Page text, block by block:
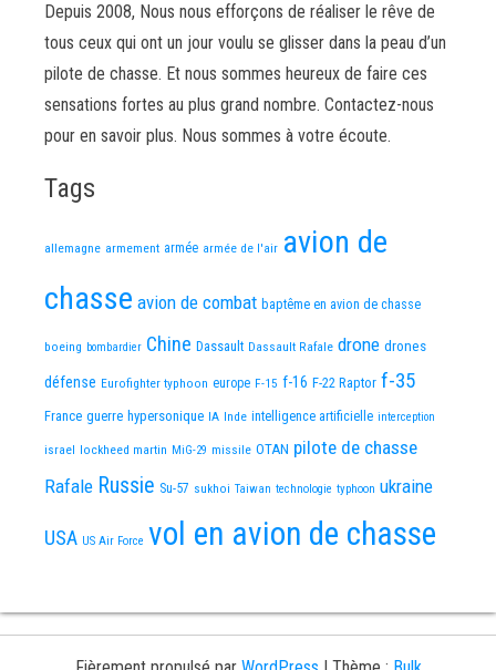
Depuis 2008, Nous nous efforçons de réaliser le rêve de
tous ceux qui ont un jour voulu se glisser dans la peau d’un
pilote de chasse. Et nous sommes heureux de faire ces
sensations fortes au plus grand nombre. Contactez-nous
pour en savoir plus. Nous sommes à votre écoute.
Tags
allemagne armement armée armée de l'air avion de
chasse avion de combat baptême en avion de chasse
boeing bombardier Chine Dassault Dassault Rafale drone drones
défense Eurofighter typhoon europe F-15 f-16 F-22 Raptor f-35
France guerre hypersonique IA Inde intelligence artificielle interception
israel lockheed martin MiG-29 missile OTAN pilote de chasse
Rafale Russie Su-57 sukhoi Taiwan technologie typhoon ukraine
USA US Air Force vol en avion de chasse